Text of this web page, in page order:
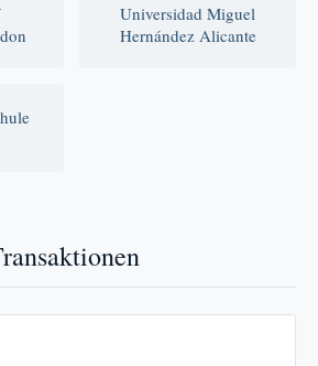
Universidad Miguel
Hernández Alicante